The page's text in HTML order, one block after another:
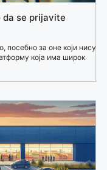
da se prijavite
за оне који нису
која има широк